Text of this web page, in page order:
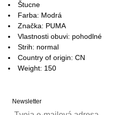
Štucne
Farba: Modrá
Značka: PUMA
Vlastnosti obuvi: pohodlné
Strih: normal
Country of origin: CN
Weight: 150
Newsletter